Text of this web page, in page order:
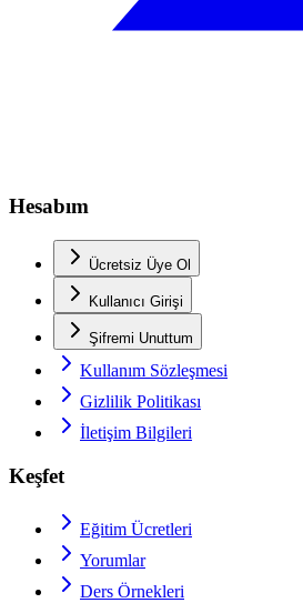
Hesabım
Ücretsiz Üye Ol
Kullanıcı Girişi
Şifremi Unuttum
Kullanım Sözleşmesi
Gizlilik Politikası
İletişim Bilgileri
Keşfet
Eğitim Ücretleri
Yorumlar
Ders Örnekleri